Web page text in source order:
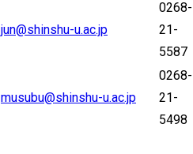
jun@shinshu-u.ac.jp
0268-
21-
5587
musubu@shinshu-u.ac.jp
0268-
21-
5498